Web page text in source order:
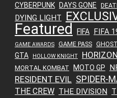
CYBERPUNK DAYS GONE
DYING LIGHT
Featured FIFA FIFA
GAME AWARDS GAME PASS
GTA HOLLOW KNIGHT HORIZON
MORTAL KOMBAT MOTO GP
RESIDENT EVIL SPIDER-
THE CREW THE DIVISION